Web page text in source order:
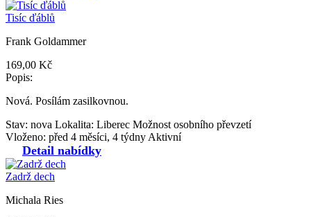
Tisíc ďáblů
Frank Goldammer
169,00 Kč
Popis:
Nová. Posílám zasilkovnou.
Stav: nova Lokalita: Liberec Možnost osobního převzetí
Vloženo: před 4 měsíci, 4 týdny Aktivní
Detail nabídky
Zadrž dech
Michala Ries